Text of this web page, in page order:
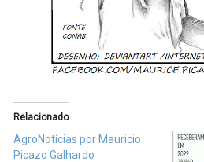
Relacionado
AgroNotícias por Mauricio
Picazo Galhardo